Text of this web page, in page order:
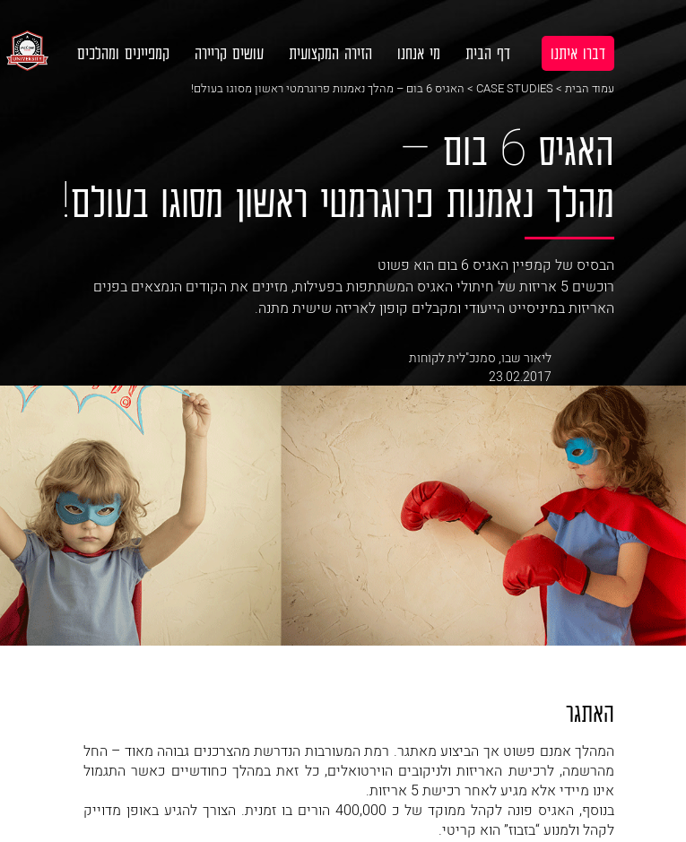
דברו איתנו דף הבית מי אנחנו הזירה המקצועית עושים קריירה קמפיינים ומהלכים
עמוד הבית >
CASE STUDIES > האגיס 6 בום – מהלך נאמנות פרוגרמטי ראשון מסוגו בעולם!
האגיס 6 בום –
מהלך נאמנות פרוגרמטי ראשון מסוגו בעולם!
הבסיס של קמפיין האגיס 6 בום הוא פשוט
רוכשים 5 אריזות של חיתולי האגיס המשתתפות בפעילות, מזינים את הקודים הנמצאים בפנים
האריזות במיניסייט הייעודי ומקבלים קופון לאריזה שישית מתנה.
ליאור שבו, סמנכ"לית לקוחות
23.02.2017
האתגר
המהלך אמנם פשוט אך הביצוע מאתגר. רמת המעורבות הנדרשת מהצרכנים גבוהה מאוד – החל
מהרשמה, לרכישת האריזות ולניקובים הוירטואלים, כל זאת במהלך כחודשיים כאשר התגמול
אינו מיידי אלא מגיע לאחר רכישת 5 אריזות.
בנוסף, האגיס פונה לקהל ממוקד של כ 400,000 הורים בו זמנית. הצורך להגיע באופן מדוייק
לקהל ולמנוע “בזבוז” הוא קריטי.